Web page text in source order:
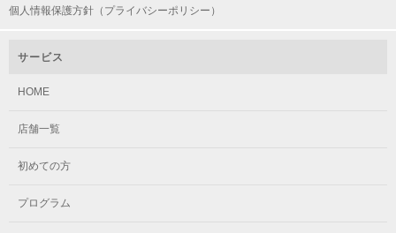
個人情報保護方針（プライバシーポリシー）
サービス
HOME
店舗一覧
初めての方
プログラム